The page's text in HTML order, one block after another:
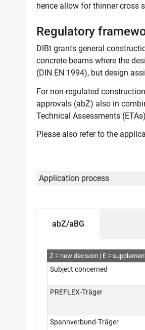
hence allow for thinner cross
Regulatory
DIBt grants general
concrete beams where the
(DIN EN 1994), but design
For non-regulated
approvals (abZ) also in
Technical Assessments
Please also refer to the
Application process
abZ/aBG
abZ+aBG
Z new decision E
Subject concerned
PREFLEX-Träger
Spannverbund-Träger